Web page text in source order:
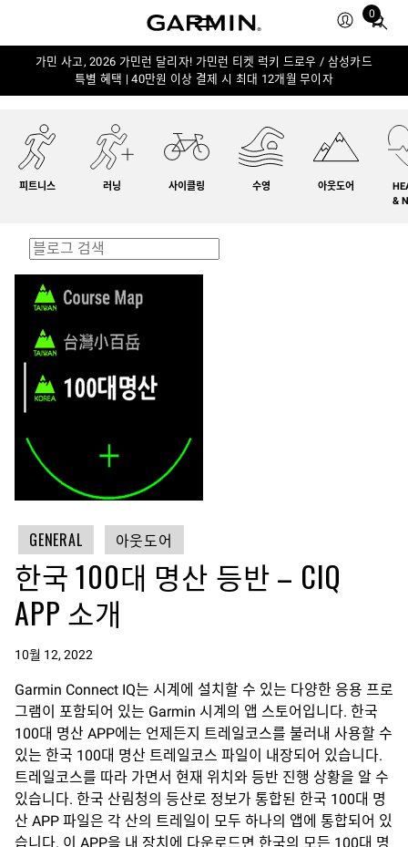
0
Total
in
가민 사고, 2026 가민런 달리자! 가민런 티켓 럭키 드로우 / 삼성카드
특별 혜택 | 40만원 이상 결제 시 최대 12개월 무이자
피트니스 러닝 사이클링 수영 아웃도어
&
GENERAL 아웃도어
한국 100대 명산 등반 – CIQ
APP 소개
10월 12, 2022
Garmin Connect IQ는 시계에 설치할 수 있는 다양한 응용 프로
그램이 포함되어 있는 Garmin 시계의 앱 스토어입니다. 한국
100대 명산 APP에는 언제든지 트레일코스를 불러내 사용할 수
있는 한국 100대 명산 트레일코스 파일이 내장되어 있습니다.
트레일코스를 따라 가면서 현재 위치와 등반 진행 상황을 알 수
있습니다. 한국 산림청의 등산로 정보가 통합된 한국 100대 명
산 APP 파일은 각 산의 트레일이 모두 하나의 앱에 통합되어 있
습니다. 이 APP을 내 장치에 다운로드면 한국의 모든 100대 명